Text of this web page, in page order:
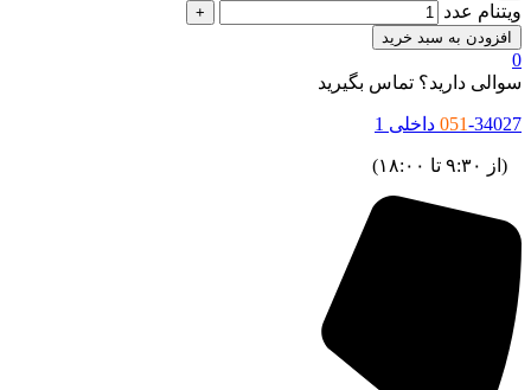
عدد
افزودن به سبد خرید
دارید؟ تماس بگیرید
051داخلی 1
۹:۳۰ تا ۱۸:۰۰)